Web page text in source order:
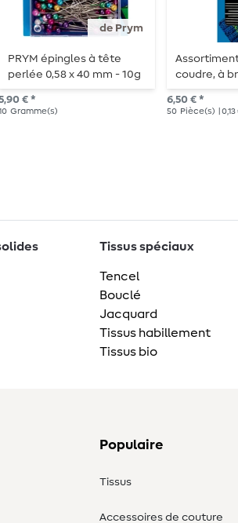
de Prym
PRYM épingles à tête
perlée 0,58 x 40 mm - 10g
€ *
Gramme(s)
coudre, à
repriser
enfileur -
6,50 € *
50 Pièce(s) |
Tissus spéciaux
Tencel
Bouclé
Jacquard
Tissus habillement
Tissus bio
Populaire
Tissus
Accessoires de couture